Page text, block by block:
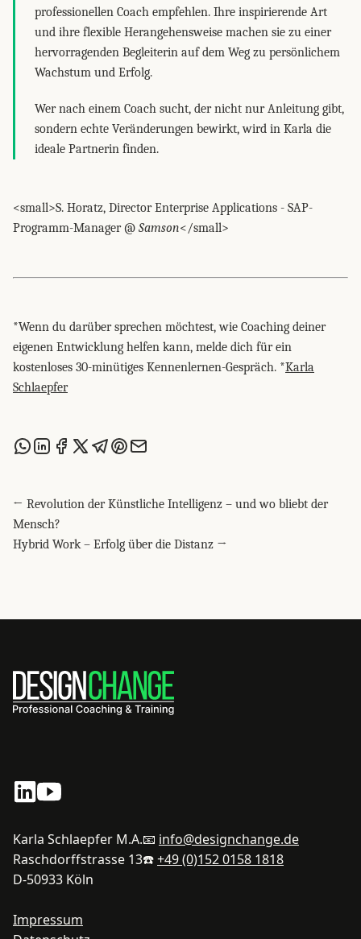
professionellen Coach empfehlen. Ihre inspirierende Art
und ihre flexible Herangehensweise machen sie zu einer
hervorragenden Begleiterin auf dem Weg zu persönlichem
Wachstum und Erfolg.
Wer nach einem Coach sucht, der nicht nur Anleitung gibt,
sondern echte Veränderungen bewirkt, wird in Karla die
ideale Partnerin finden.
<small>S. Horatz, Director Enterprise Applications - SAP-
Programm-Manager @ Samson</small>
*Wenn du darüber sprechen möchtest, wie Coaching deiner
eigenen Entwicklung helfen kann, melde dich für ein
kostenloses 30-minütiges Kennenlernen-Gespräch. *Karla
Schlaepfer
← Revolution der Künstliche Intelligenz – und wo bliebt der
Mensch?
Hybrid Work – Erfolg über die Distanz →
Karla Schlaepfer M.A.
Raschdorffstrasse 13
D-50933 Köln
Impressum
📧 info@designchange.de
☎️+49 (0)152 0158 1818